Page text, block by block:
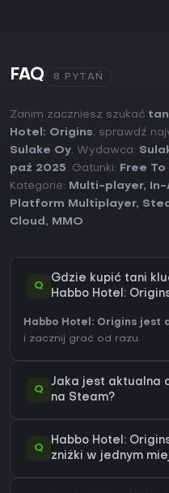
FAQ 8 PYTAŃ
Zanim zaczniesz szukać
Hotel: Origins, sprawdź
Sulake Oy. Wydawca:
paź 2025. Gatunki: Free To
Kategorie:
Multi-player,
Platform Multiplayer,
Cloud , MMO.
Q
Gdzie kupić tani
Habbo Hotel:
Habbo Hotel: Origins jest
i zacznij grać od razu.
Q
Jaka jest aktualna
na Steam?
Q
Habbo Hotel:
zniżki w jednym